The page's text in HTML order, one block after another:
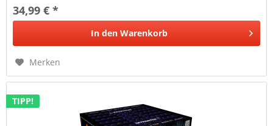
34,99 € *
In den Warenkorb
Merken
TIPP!